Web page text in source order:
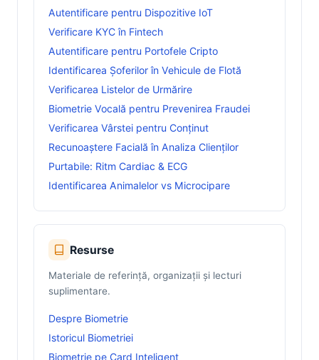
Autentificare pentru Dispozitive IoT
Verificare KYC în Fintech
Autentificare pentru Portofele Cripto
Identificarea Șoferilor în Vehicule de Flotă
Verificarea Listelor de Urmărire
Biometrie Vocală pentru Prevenirea Fraudei
Verificarea Vârstei pentru Conținut
Recunoaștere Facială în Analiza Clienților
Purtabile: Ritm Cardiac & ECG
Identificarea Animalelor vs Microcipare
Resurse
Materiale de referință, organizații și lecturi
suplimentare.
Despre Biometrie
Istoricul Biometriei
Biometrie pe Card Inteligent